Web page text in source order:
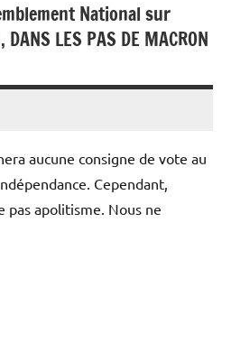
National sur
DANS LES PAS DE MACRON
aucune consigne de vote au
Cependant,
pas apolitisme. Nous ne